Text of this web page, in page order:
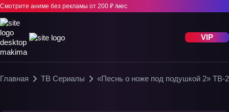
Смотрите аниме без рекламы от 200 ₽ /мес
VIP
Главная ТВ Сериалы «Песнь о ноже под подушкой 2» ТВ-2